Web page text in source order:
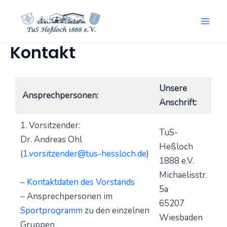
Inhalt
springen
Kontakt
Ansprechpersonen:
Unsere
Anschrift:
1. Vorsitzender:
Dr. Andreas Ohl
(1.vorsitzender@tus-hessloch.de)
– Kontaktdaten des Vorstands
– Ansprechpersonen im
Sportprogrammzu den einzelnen
TuS-
Heßloch
1888 e.V.
Michaelisstr.
5a
65207
Wiesbaden